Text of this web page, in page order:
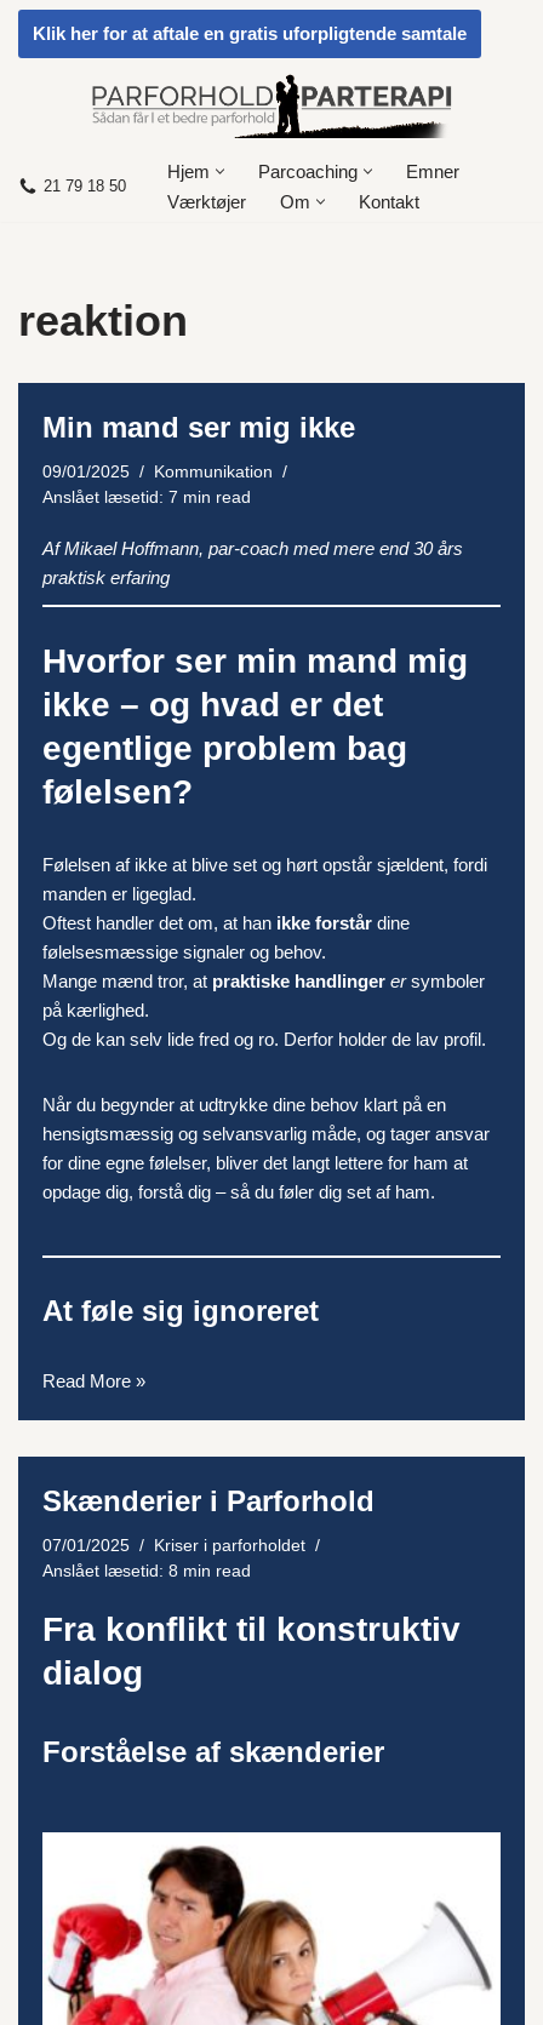
Spring
Klik her for at aftale en gratis uforpligtende samtale
21 79 18 50
Hjem Parcoaching
Emner
Værktøjer
Om Kontakt
reaktion
Min mand ser mig ikke
09/01/2025
Kommunikation
Anslået læsetid: 7 min read
Af Mikael Hoffmann, par-coach med mere end 30 års
praktisk erfaring
Hvorfor ser min mand mig
ikke – og hvad er det
egentlige problem bag
følelsen?
Følelsen af ikke at blive set og hørt opstår sjældent, fordi
manden er ligeglad.
Oftest handler det om, at han ikke forstår dine
følelsesmæssige signaler og behov.
Mange mænd tror, at praktiske handlinger ersymboler
på kærlighed.
Og de kan selv lide fred og ro. Derfor holder de lav profil.
Når du begynder at udtrykke dine behov klart på en
hensigtsmæssig og selvansvarlig måde, og tager ansvar
for dine egne følelser, bliver det langt lettere for ham at
opdage dig, forstå dig – så du føler dig set af ham.
At føle sig ignoreret
Read More »
Skænderier i Parforhold
07/01/2025
Kriser i parforholdet
Anslået læsetid: 8 min read
Fra konflikt til konstruktiv
dialog
Forståelse af skænderier